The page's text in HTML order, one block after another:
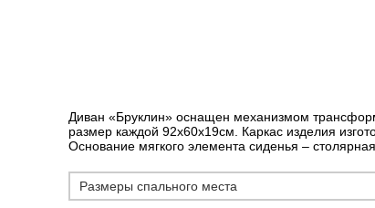
Диван «Бруклин» оснащен механизмом
размер каждой 92х60х19см. Каркас изделия
Основание мягкого элемента сиденья –
Размеры спального места